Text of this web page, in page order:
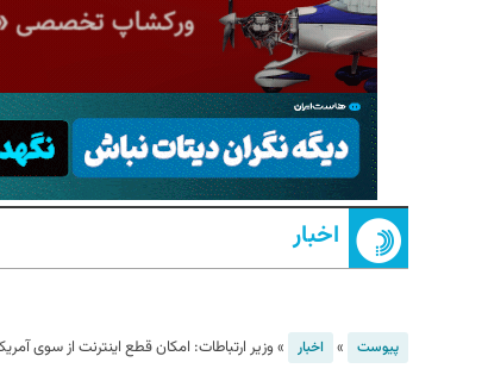
اخبار
پیوست » اخبار » وزیر ارتباطات: امکان قطع اینترنت از سوی